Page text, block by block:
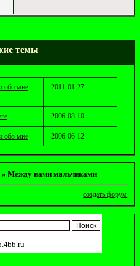
темы
обо мне 2011-01-27
2006-08-10
обо мне 2006-06-12
» Между нами мальчиками
создать форум